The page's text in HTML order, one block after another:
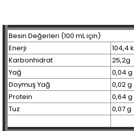
Besin Değerleri (100 mL için)
Enerji
104,4
Karbonhidrat
25,2g
Yağ
0,04 g
Doymuş Yağ
0,02 g
Protein
0,64 g
Tuz
0,07 g